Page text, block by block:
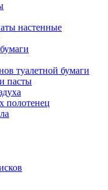
настенные
туалетной бумаги
пасты
полотенец